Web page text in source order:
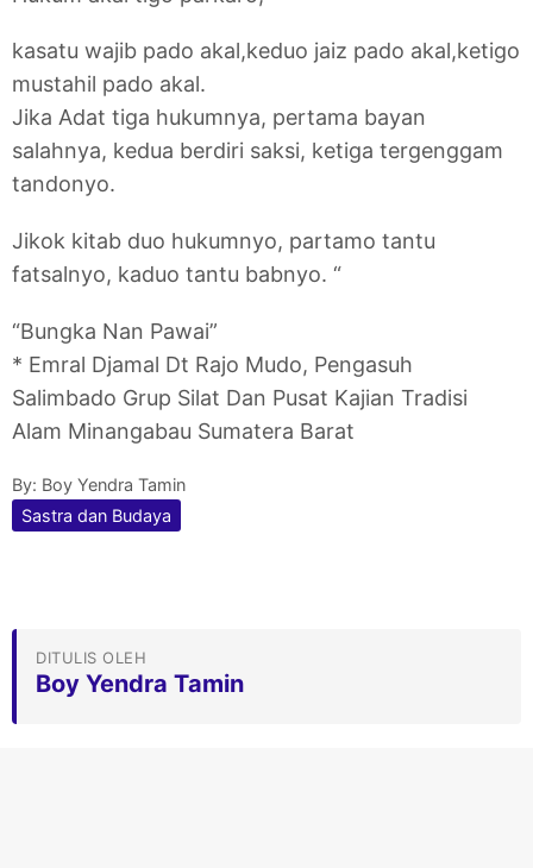
kasatu wajib pado akal,keduo jaiz pado akal,ketigo
mustahil pado akal.
Jika Adat tiga hukumnya, pertama bayan
salahnya, kedua berdiri saksi, ketiga tergenggam
tandonyo.
Jikok kitab duo hukumnyo, partamo tantu
fatsalnyo, kaduo tantu babnyo. “
“Bungka Nan Pawai”
* Emral Djamal Dt Rajo Mudo, Pengasuh
Salimbado Grup Silat Dan Pusat Kajian Tradisi
Alam Minangabau Sumatera Barat
By: Boy Yendra Tamin
Sastra dan Budaya
DITULIS OLEH
Boy Yendra Tamin